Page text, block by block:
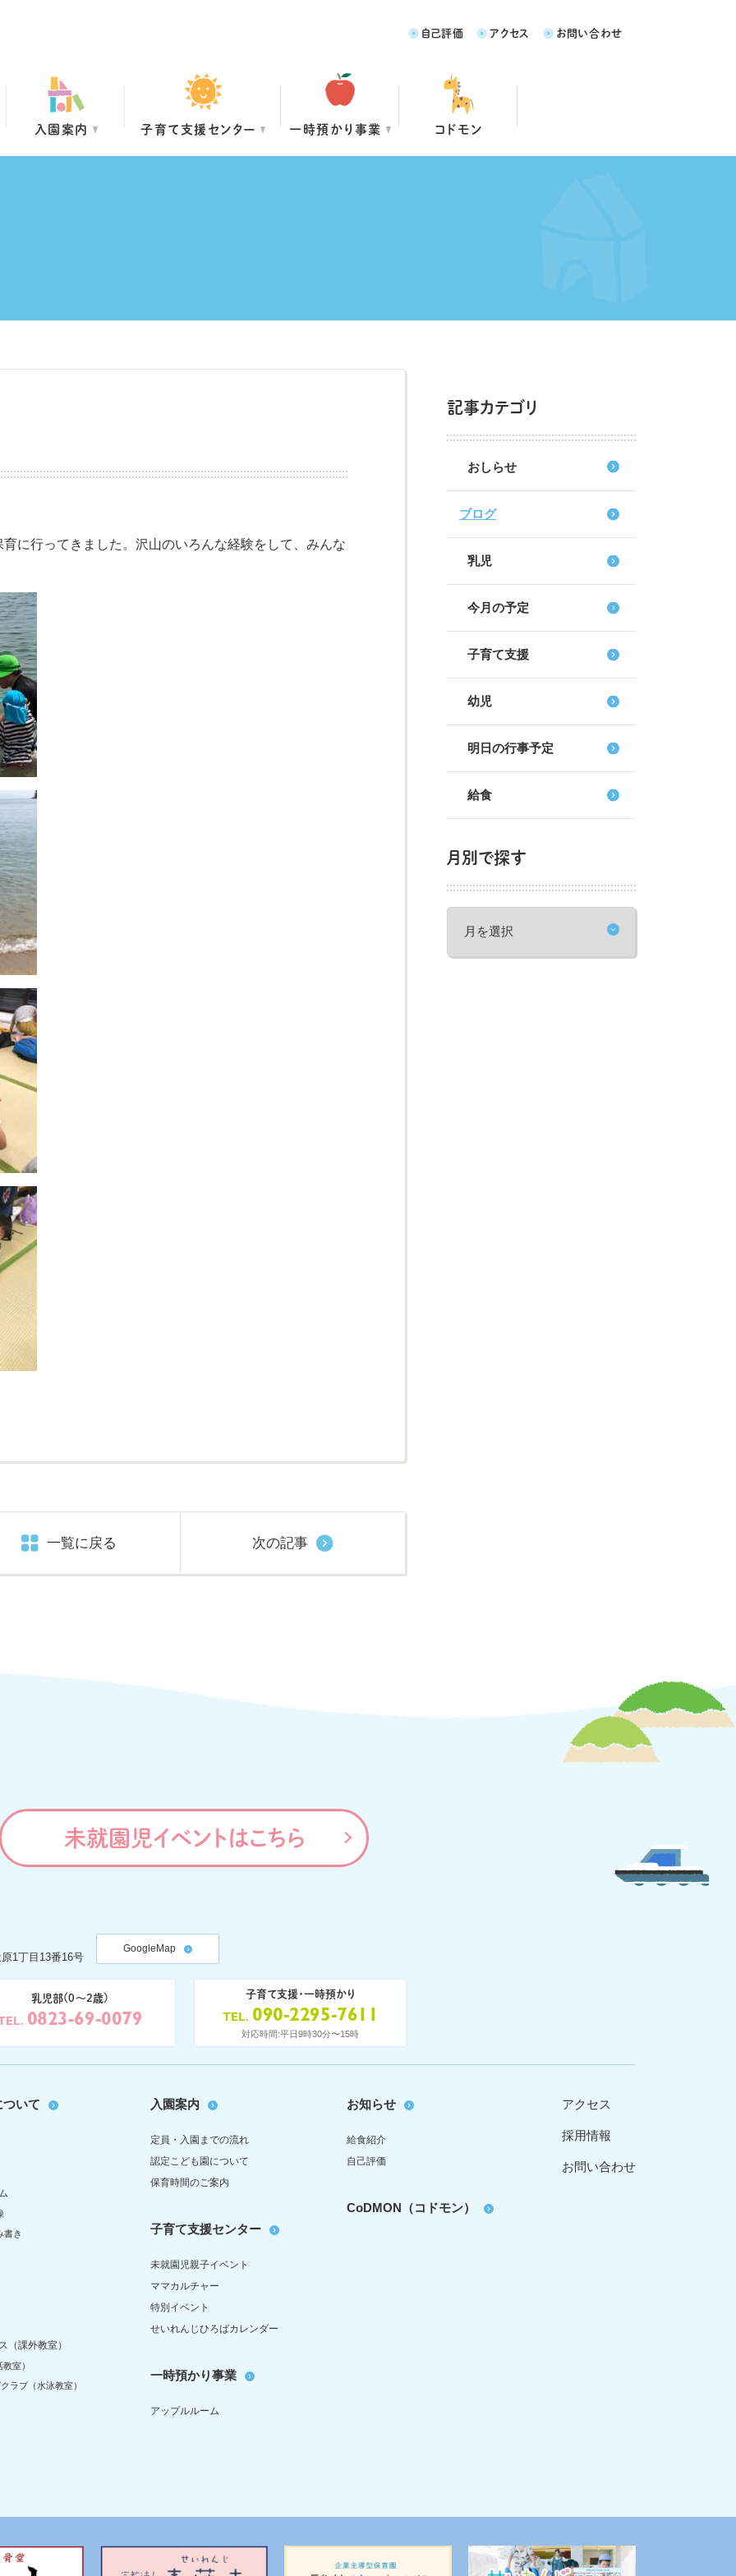
入園案内 子育て支援センター 一時預かり事業 コドモン
自己評価 アクセス お問い合わせ
に行ってきました。沢山のいろんな経験をして、みんな
一覧に戻る 次の記事
記事カテゴリ
おしらせ
ブログ
乳児
今月の予定
子育て支援
幼児
明日の行事予定
給食
月別で探す
未就園児イベントはこちら
1丁目13番16号
GoogleMap
乳児部(0〜2歳)
0823-69-0079
子育て支援・一時預かり
TEL 090-2295-7611
対応時間:平日9時30分〜15時
いて
書き
（課外教室）
室）
ラブ（水泳教室）
入園案内
定員・入園までの流れ
認定こども園について
保育時間のご案内
子育て支援センター
未就園児親子イベント
ママカルチャー
特別イベント
せいれんじひろばカレンダー
一時預かり事業
アップルルーム
お知らせ
給食紹介
自己評価
CoDMON（コドモン）
アクセス
採用情報
お問い合わせ